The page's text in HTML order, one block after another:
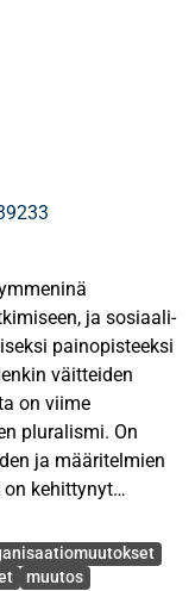
ja sosiaali-
painopisteeksi
väitteiden
on viime
pluralismi. On
ja määritelmien
kehittynyt
osoittavat
hallintotiedettä,
muutos